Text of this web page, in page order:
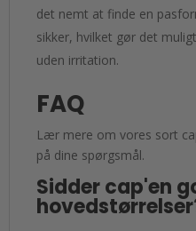
det nemt at finde en
sikker, hvilket gør det
uden irritation.
FAQ
Lær mere om vores sort
på dine spørgsmål.
Sidder cap'en